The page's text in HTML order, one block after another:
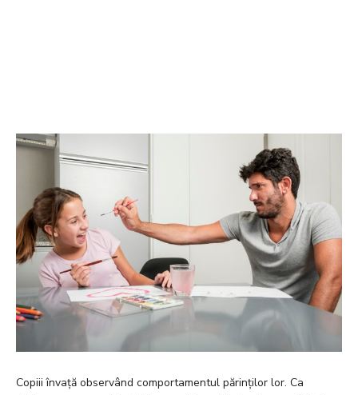
Copiii învață observând comportamentul părinților lor. Ca